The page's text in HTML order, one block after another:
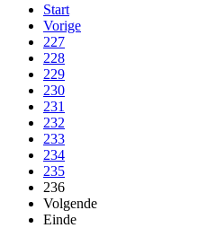
Start
Vorige
227
228
229
230
231
232
233
234
235
236
Volgende
Einde